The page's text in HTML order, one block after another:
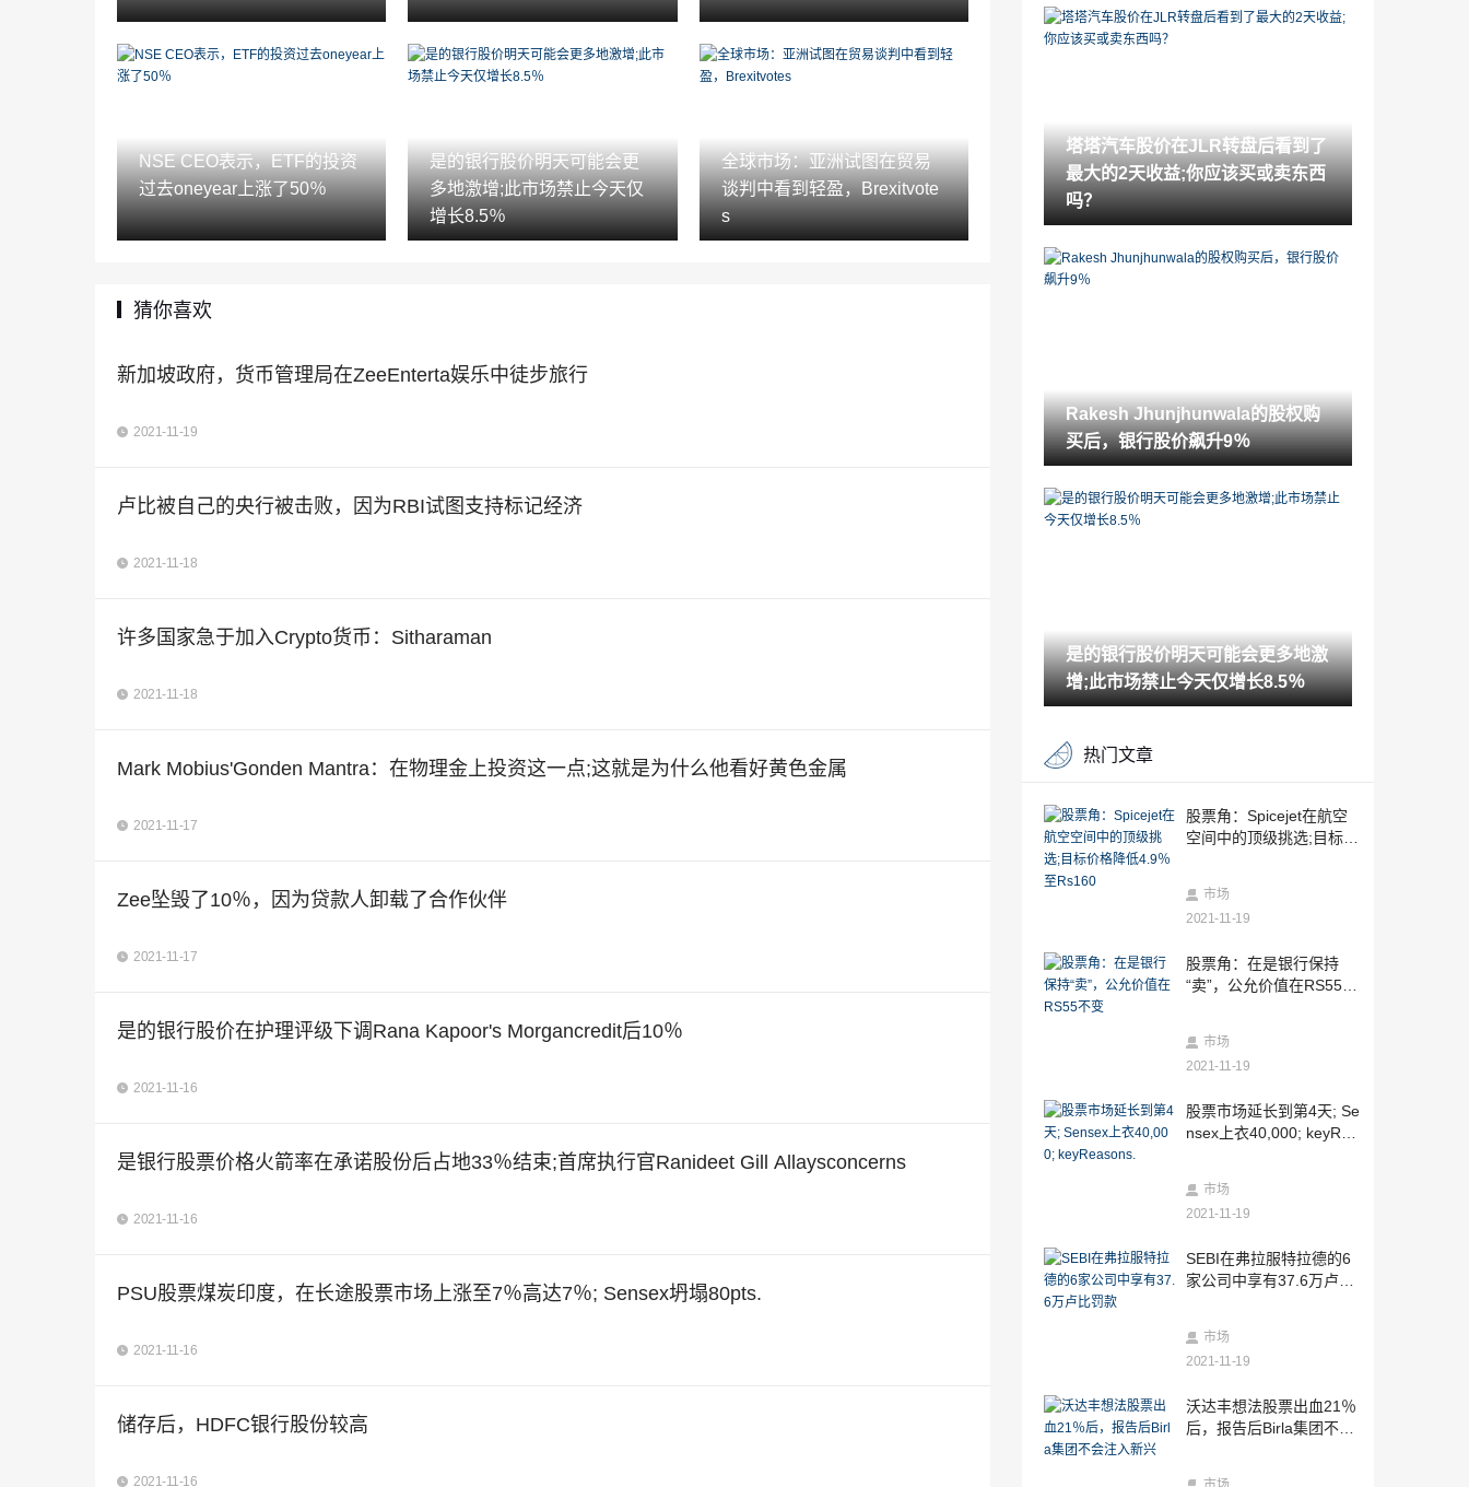
NSE CEO表示，ETF的投资
过去oneyear上涨了50％
是的银行股价明天可能会更
多地激增;此市场禁止今天仅
增长8.5％
全球市场：亚洲试图在贸易
谈判中看到轻盈，Brexitvote
s
猜你喜欢
新加坡政府，货币管理局在ZeeEnterta娱乐中徒步旅行
2021-11-19
卢比被自己的央行被击败，因为RBI试图支持标记经济
2021-11-18
许多国家急于加入Crypto货币：Sitharaman
2021-11-18
Mark Mobius'Gonden Mantra：在物理金上投资这一点;这就是为什么他看好黄色金属
2021-11-17
Zee坠毁了10％，因为贷款人卸载了合作伙伴
2021-11-17
是的银行股价在护理评级下调Rana Kapoor's Morgancredit后10％
2021-11-16
是银行股票价格火箭率在承诺股份后占地33％结束;首席执行官Ranideet Gill Allaysconcerns
2021-11-16
PSU股票煤炭印度，在长途股票市场上涨至7％高达7％; Sensex坍塌80pts.
2021-11-16
储存后，HDFC银行股份较高
2021-11-16
2021-11-19
新加坡政府，货币管理局在ZeeEnterta娱
天收益;你应该买或卖东西吗？
2021-11-19
由于经济放缓和这种惊恐赛，糖需求滑倒
Rakesh Jhunjhunwala告诉Kareena Kapo
2021-11-19
SBI削减4％的SBI卡维普
股票市场延长到第4天; Sensex上衣40,00
0; keyReasons.
Rakesh Jhunjhunwala的股权购买后，银
行股价飙升9％
2021-11-19
指数提供
是银行股票在Sensex Rejig后差价近2％;
塔塔电机，Vedanta反弹
2021-11-19
NSE CEO表示，ETF的投资过去oneyear
FPI在10个月加的企业债券投资
2021-11-19
SEBI在弗拉服特拉德的6家公司中享有37.
股票角：“抱”印度石油公司;目标价格为14
9卢比
2021-11-19
是的银行股价明天可能会更多地激增;此市
场禁止今天仅增长8.5％
《把妹鬼達人漫画》全集无删减下拉式—
免费在线阅读
是银行，最糟糕的银行股票现在看到了世
信贷危机燃料淘金者
塔塔汽车股价在JLR转盘后看到了
最大的2天收益;你应该买或卖东西
吗？
Rakesh Jhunjhunwala的股权购
买后，银行股价飙升9％
是的银行股价明天可能会更多地激
增;此市场禁止今天仅增长8.5％
热门文章
股票角：Spicejet在航空
空间中的顶级挑选;目标价
市场
2021-11-19
股票角：在是银行保持
“卖”，公允价值在RS55不
市场
2021-11-19
股票市场延长到第4天; Se
nsex上衣40,000; keyRea
市场
2021-11-19
SEBI在弗拉服特拉德的6
家公司中享有37.6万卢比
市场
2021-11-19
沃达丰想法股票出血21％
后，报告后Birla集团不会